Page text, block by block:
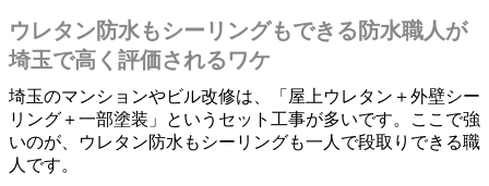
ウレタン防水もシーリングもできる防水職人が
埼玉で高く評価されるワケ
埼玉のマンションやビル改修は、「屋上ウレタン＋外壁シー
リング＋一部塗装」というセット工事が多いです。ここで強
いのが、ウレタン防水もシーリングも一人で段取りできる職
人です。